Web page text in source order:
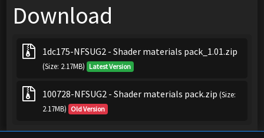
Download
1dc175-NFSUG2 - Shader materials pack_1.01.zip
(Size: 2.17MB) Latest Version
100728-NFSUG2 - Shader materials pack.zip (Size:
2.17MB) Old Version